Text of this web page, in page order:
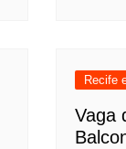
Recife
Vaga